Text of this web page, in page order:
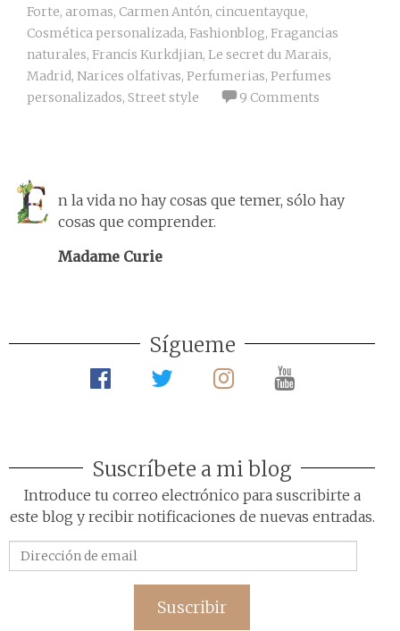
Forte, aromas, Carmen Antón, cincuentayque,
Cosmética personalizada, Fashionblog, Fragancias
naturales, Francis Kurkdjian, Le secret du Marais,
Madrid, Narices olfativas, Perfumerias, Perfumes
personalizados, Street style 9 Comments
n la vida no hay cosas que temer, sólo hay
cosas que comprender.
Madame Curie
Sígueme
Suscríbete a mi blog
Introduce tu correo electrónico para suscribirte a
este blog y recibir notificaciones de nuevas entradas.
de
Suscribir